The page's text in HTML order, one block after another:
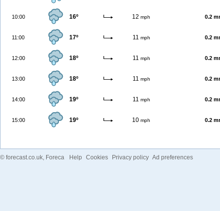
10:00 16º 12 mph 0.2
11:00 17º 11 mph 0.2
12:00 18º 11 mph 0.2
13:00 18º 11 mph 0.2
14:00 19º 11 mph 0.2
15:00 19º 10 mph 0.2
© forecast.co.uk, Foreca Help Cookies Privacy policy Ad preferences